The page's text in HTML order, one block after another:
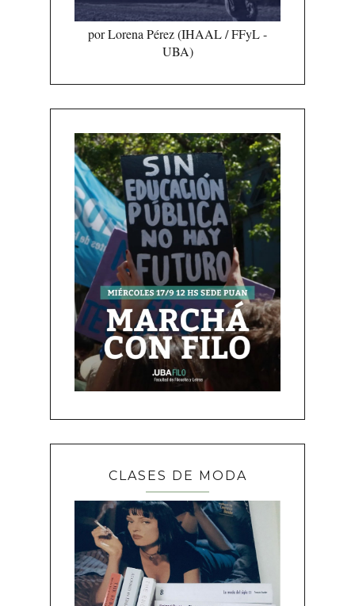
por Lorena Pérez (IHAAL / FFyL -
UBA)
CLASES DE MODA